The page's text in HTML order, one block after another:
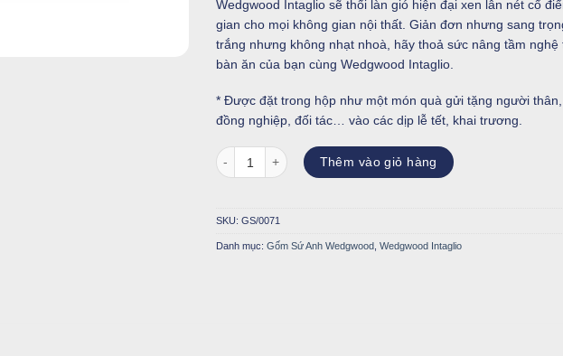
Wedgwood Intaglio sẽ thổi làn gió hiện đại xen lẫn nét cổ
gian cho mọi không gian nội thất. Giản đơn nhưng sang
trắng nhưng không nhạt nhoà, hãy thoả sức nâng tầm nghệ
bàn ăn của bạn cùng Wedgwood Intaglio.
* Được đặt trong hộp như một món quà gửi tặng người thân,
đồng nghiệp, đối tác… vào các dịp lễ tết, khai trương.
Bộ 1 cốc kèm đĩa lót Intaglio số lượng
Thêm vào giỏ hàng
SKU: GS/0071
Danh mục: Gốm Sứ Anh Wedgwood Wedgwood Intaglio